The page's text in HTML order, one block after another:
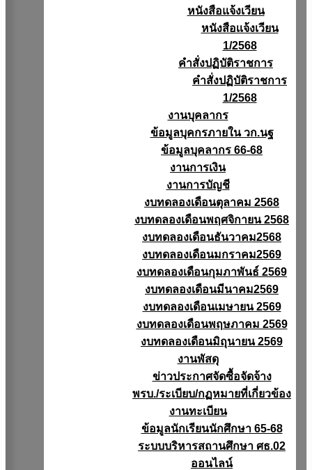
หนังสือแจ้งเวียน
หนังสือเเจ้งเวียน
1/2568
คำสั่งปฏิบัติราชการ
คำสั่งปฏิบัติราชการ
1/2568
งานบุคลากร
ข้อมูลบุคกรภายใน วก.นฐ
ข้อมูลบุคลากร 66-68
งานการเงิน
งานการบัญชี
งบทดลองเดือนตุลาคม 2568
งบทดลองเดือนพฤศจิกายน 2568
งบทดลองเดือนธันวาคม2568
งบทดลองเดือนมกราคม2569
งบทดลองเดือนกุมภาพันธ์ 2569
งบทดลองเดือนมีนาคม2569
งบทดลองเดือนเมษายน 2569
งบทดลองเดือนพฤษภาคม 2569
งบทดลองเดือนมิถุนายน 2569
งานพัสดุ
ข่าวประกาศจัดซื้อจัดจ้าง
พรบ./ระเบียบ/กฏหมายที่เกี่ยวข้อง
งานทะเบียน
ข้อมูลนักเรียนนักศึกษา 65-68
ระบบบริหารสถานศึกษา ศธ.02
ออนไลน์